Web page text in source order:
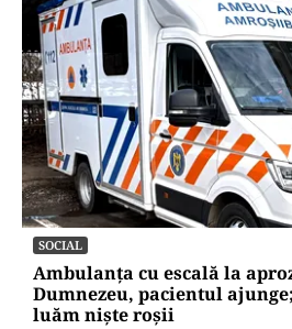
SOCIAL
Ambulanța cu escală la
Dumnezeu, pacientul
luăm niște roșii